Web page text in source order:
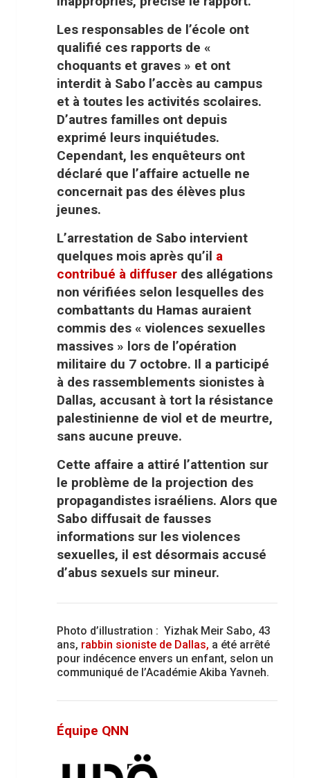
Les responsables de l’école ont
qualifié ces rapports de «
choquants et graves » et ont
interdit à Sabo l’accès au campus
et à toutes les activités scolaires.
D’autres familles ont depuis
exprimé leurs inquiétudes.
Cependant, les enquêteurs ont
déclaré que l’affaire actuelle ne
concernait pas des élèves plus
jeunes.
L’arrestation de Sabo intervient
quelques mois après qu’il a
contribué à diffuser des allégations
non vérifiées selon lesquelles des
combattants du Hamas auraient
commis des « violences sexuelles
massives » lors de l’opération
militaire du 7 octobre. Il a participé
à des rassemblements sionistes à
Dallas, accusant à tort la résistance
palestinienne de viol et de meurtre,
sans aucune preuve.
Cette affaire a attiré l’attention sur
le problème de la projection des
propagandistes israéliens. Alors que
Sabo diffusait de fausses
informations sur les violences
sexuelles, il est désormais accusé
d’abus sexuels sur mineur.
Photo d’illustration : Yizhak Meir Sabo, 43
ans, rabbin sioniste de Dallas, a été arrêté
pour indécence envers un enfant, selon un
communiqué de l’Académie Akiba Yavneh.
Équipe QNN